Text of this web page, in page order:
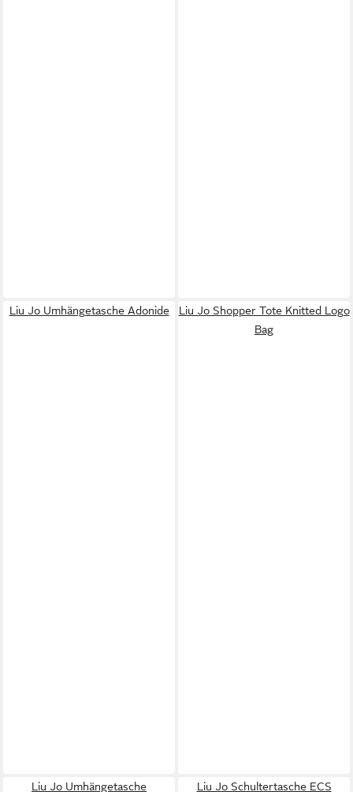
Liu Jo Umhängetasche Adonide
Liu Jo Shopper Tote Knitted Logo
Bag
Liu Jo Umhängetasche Liu Jo Schultertasche ECS